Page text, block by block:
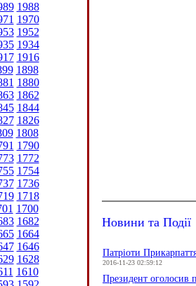
1988
1970
1952
1934
1916
1898
1880
1862
1844
1826
1808
1790
1772
1754
1736
1718
1700
1682
1664
1646
1628
1610
Новини та Події
Патріоти
2016-11-23 02:59:12
Президент оголосив